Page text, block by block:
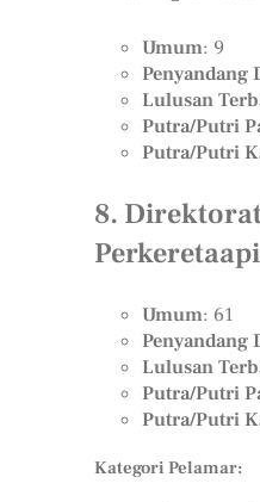
Umum: 9
Penyandang
Lulusan
Putra/Putri
Putra/Putri
8.
Umum: 61
Penyandang
Lulusan
Putra/Putri
Putra/Putri
Kategori Pelamar: